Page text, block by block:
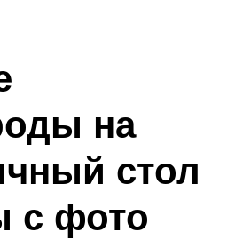
на
стол
с фото